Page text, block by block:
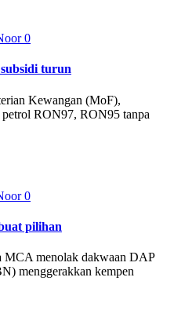
0
turun
Kewangan (MoF),
RON97, RON95 tanpa
0
pilihan
MCA menolak dakwaan DAP
menggerakkan kempen